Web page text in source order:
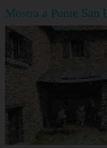
Mostra a Ponte San